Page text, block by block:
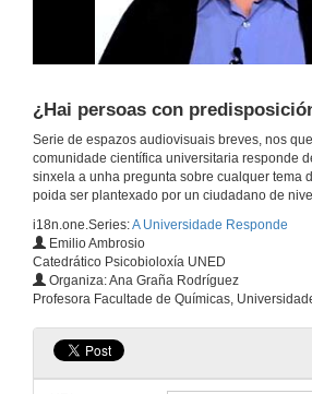
¿Hai persoas con
Serie de espazos audiovisuais breves, nos
comunidade científica universitaria responde
sinxela a unha pregunta sobre cualquer tema
poida ser plantexado por un ciudadano de
i18n.one.Series:A Universidade Responde
Emilio Ambrosio
Catedrático Psicobioloxía UNED
Organiza: Ana Graña Rodríguez
Profesora Facultade de Químicas,
20 de dec. de 2012
20 de dec. de 2012
¿Engánannos os
20 de dec. de 2012